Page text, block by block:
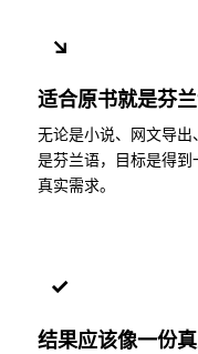
↘
适合原书就是芬
无论是小说、网文导
是芬兰语，目标是得
真实需求。
✓
结果应该像一份